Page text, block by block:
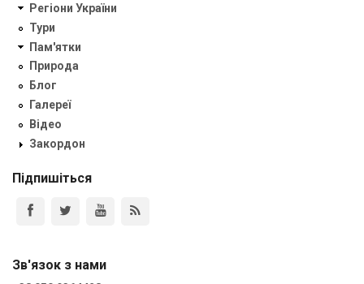
Регіони України
Тури
Пам'ятки
Природа
Блог
Галереї
Відео
Закордон
Підпишіться
Зв'язок з нами